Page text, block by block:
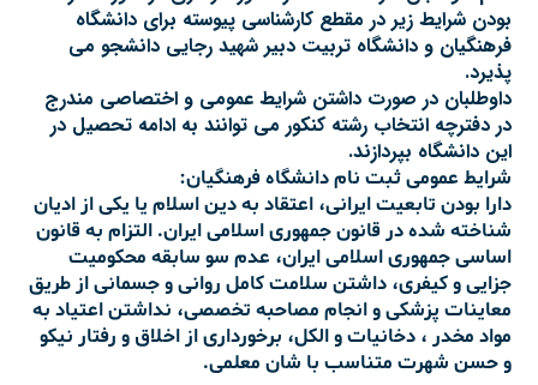
بودن شرایط زیر در مقطع کارشناسی پیوسته برای دانشگاه
فرهنگیان و دانشگاه تربیت دبیر شهید رجایی دانشجو می
پذیرد.
داوطلبان در صورت داشتن شرایط عمومی و اختصاصی مندرج
در دفترچه انتخاب رشته کنکور می توانند به ادامه تحصیل در
این دانشگاه بپردازند.
شرایط عمومی ثبت نام دانشگاه فرهنگیان:
دارا بودن تابعیت ایرانی، اعتقاد به دین اسلام یا یکی از ادیان
شناخته شده در قانون جمهوری اسلامی ایران. التزام به قانون
اساسی جمهوری اسلامی ایران، عدم سو سابقه محکومیت
جزایی و کیفری، داشتن سلامت کامل روانی و جسمانی از طریق
معاینات پزشکی و انجام مصاحبه تخصصی، نداشتن اعتیاد به
مواد مخدر ، دخانیات و الکل، برخورداری از اخلاق و رفتار نیکو
و حسن شهرت متناسب با شان معلمی.